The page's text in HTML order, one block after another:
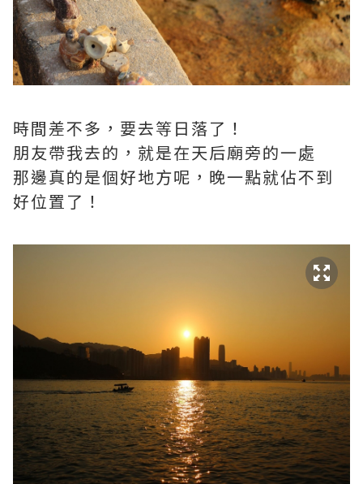
時間差不多，要去等日落了！
朋友帶我去的，就是在天后廟旁的一處
那邊真的是個好地方呢，晚一點就佔不到
好位置了！